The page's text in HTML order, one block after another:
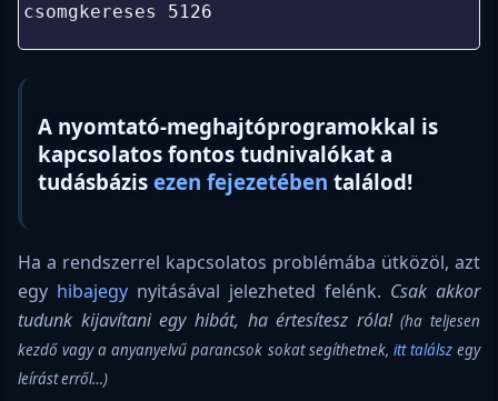
csomgkereses 5126
A nyomtató-meghajtóprogramokkal is
kapcsolatos fontos tudnivalókat a
tudásbázis ezen fejezetében találod!
Ha a rendszerrel kapcsolatos problémába ütközöl, azt
egy hibajegy nyitásával jelezheted felénk. Csak akkor
tudunk kijavítani egy hibát, ha értesítesz róla!(ha teljesen
kezdő vagy a anyanyelvű parancsok sokat segíthetnek, itt találszegy
leírást erről…)